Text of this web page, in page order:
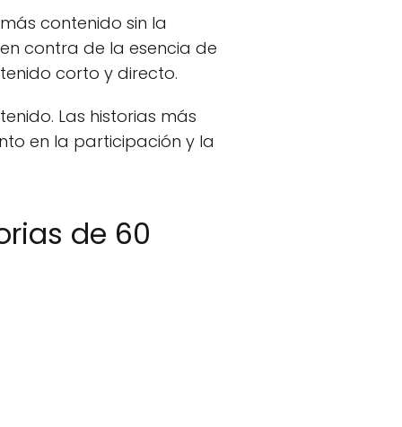
contenido sin la
contra de la esencia de
corto y directo.
Las historias más
en la participación y la
de 60